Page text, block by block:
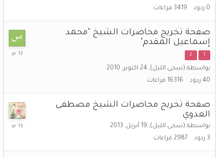
0 ردود 3419 قراءات
صفحة تخريج محاضرات الشيخ "محمد
إسماعيل المقدم"
1
2
بواسطة (سجى الليل), 24 اكتوبر, 2010
40 ردود 16316 قراءات
2
صفحة تخريج محاضرات الشيخ مصطفى
العدوي
بواسطة (سجى الليل), 19 أبريل, 2013
3 ردود 2987 قراءات
24